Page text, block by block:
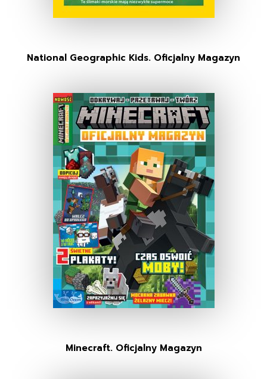
National Geographic Kids. Oficjalny Magazyn
Minecraft. Oficjalny Magazyn